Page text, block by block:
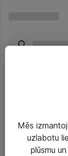
Risinājumi
Mēs
uzlabotu
plūsmu